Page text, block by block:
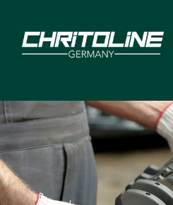
Germany